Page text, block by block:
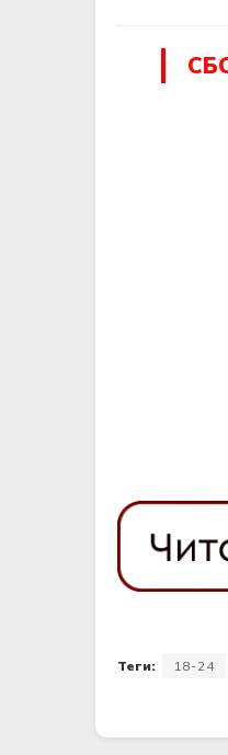
Теги: 18-24